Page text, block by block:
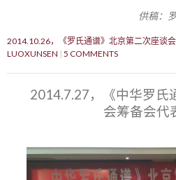
供稿：
2014.10.26，《罗氏通谱》北京第二次座谈
LUOXUNSEN 5 COMMENTS
2014.7.27，《中华罗氏
会筹备会代